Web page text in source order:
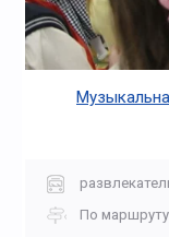
По маршруту